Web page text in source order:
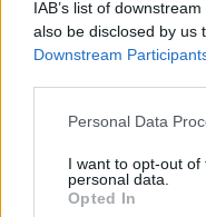
IAB’s list of
also be disclosed by us
Downstream
Personal Data
I want to opt-out
personal data.
Opted In
Bemutatkozás: Magas
bútorok, szőnyegek,